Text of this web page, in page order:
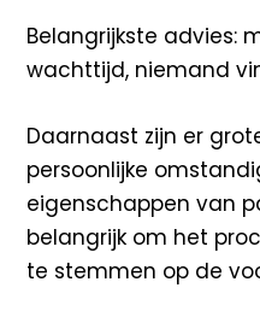
Belangrijkste advies:
wachttijd, niemand
Daarnaast zijn er
persoonlijke
eigenschappen van
belangrijk om het
te stemmen op de